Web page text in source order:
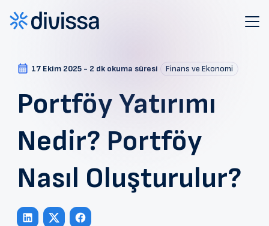
17 Ekim 2025 - 2 dk okuma süresi Finans ve Ekonomi
Portföy Yatırımı
Nedir? Portföy
Nasıl Oluşturulur?